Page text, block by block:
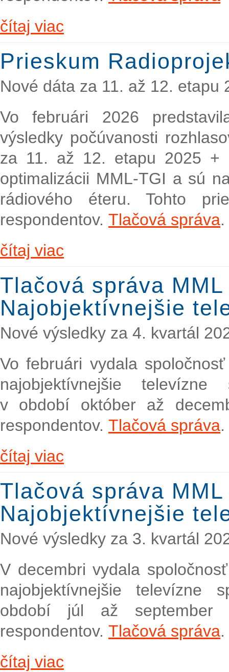
čítaj viac
Prieskum
Nové dáta za 11. až 12. etapu
Vo februári 2026
výsledky počúvanosti
za 11. až 12. etapu 2025 +
optimalizácii MML-TGI a sú
rádiového éteru. Tohto
respondentov. Tlačová správa.
čítaj viac
Tlačová správa
Najobjektívnejšie
Nové výsledky za 4. kvartál
Vo februári vydala
najobjektívnejšie televízne
v období október až
respondentov. Tlačová správa.
čítaj viac
Tlačová správa
Najobjektívnejšie
Nové výsledky za 3. kvartál
V decembri vydala
najobjektívnejšie televízne
období júl až
respondentov. Tlačová správa.
čítaj viac